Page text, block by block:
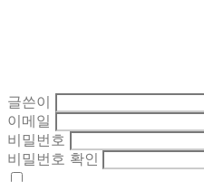
글쓴이
이메일
비밀번호
비밀번호 확인